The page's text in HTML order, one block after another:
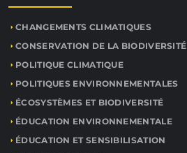
CHANGEMENTS CLIMATIQUES
CONSERVATION DE LA BIODIVERSITÉ
POLITIQUE CLIMATIQUE
POLITIQUES ENVIRONNEMENTALES
ÉCOSYSTÈMES ET BIODIVERSITÉ
ÉDUCATION ENVIRONNEMENTALE
ÉDUCATION ET SENSIBILISATION